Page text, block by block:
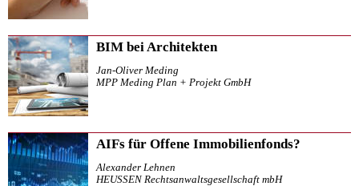
BIM bei Architekten
Jan-Oliver Meding
MPP Meding Plan + Projekt GmbH
AIFs für Offene Immobilienfonds?
Alexander Lehnen
HEUSSEN Rechtsanwaltsgesellschaft mbH